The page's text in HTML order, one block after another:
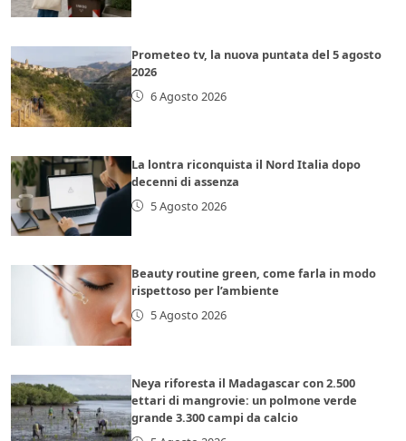
Prometeo tv, la nuova puntata del 5 agosto
2026
6 Agosto 2026
La lontra riconquista il Nord Italia dopo
decenni di assenza
5 Agosto 2026
Beauty routine green, come farla in modo
rispettoso per l’ambiente
5 Agosto 2026
Neya riforesta il Madagascar con 2.500
ettari di mangrovie: un polmone verde
grande 3.300 campi da calcio